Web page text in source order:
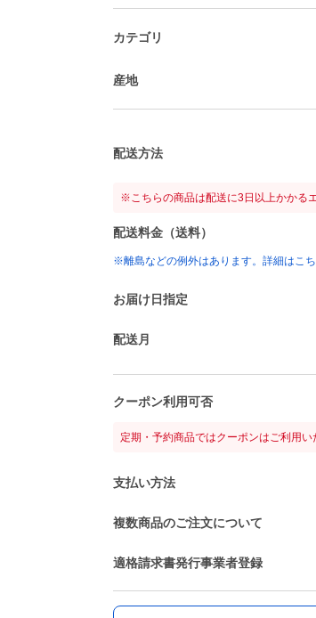
カテゴリ
産地
配送方法
※こちらの商品は配送に3日以上かかる
配送料金（送料）
※離島などの例外はあります。詳細はこち
お届け日指定
配送月
クーポン利用可否
定期・予約商品ではクーポンはご利用い
支払い方法
複数商品のご注文について
適格請求書発行事業者登録